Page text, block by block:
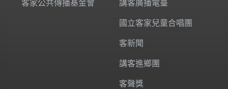
客家公共傳播基金會 講客廣播電臺
國立客家兒童合唱團
客新聞
講客進鄉團
客聲獎